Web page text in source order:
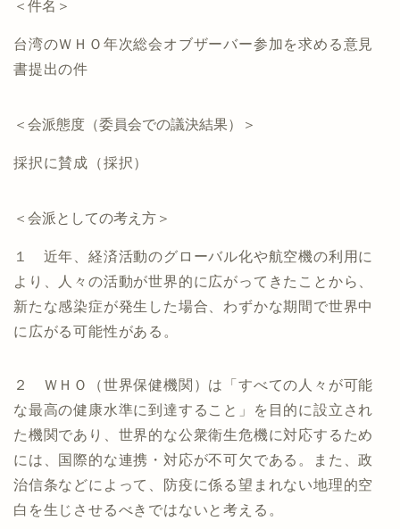
＜件名＞
台湾のＷＨＯ年次総会オブザーバー参加を求める意見
書提出の件
＜会派態度（委員会での議決結果）＞
採択に賛成（採択）
＜会派としての考え方＞
１ 近年、経済活動のグローバル化や航空機の利用に
より、人々の活動が世界的に広がってきたことから、
新たな感染症が発生した場合、わずかな期間で世界中
に広がる可能性がある。
２ ＷＨＯ（世界保健機関）は「すべての人々が可能
な最高の健康水準に到達すること」を目的に設立され
た機関であり、世界的な公衆衛生危機に対応するため
には、国際的な連携・対応が不可欠である。また、政
治信条などによって、防疫に係る望まれない地理的空
白を生じさせるべきではないと考える。